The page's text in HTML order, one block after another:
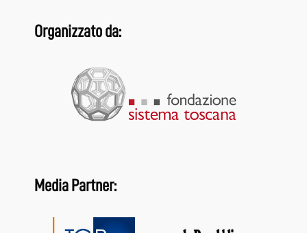
Organizzato da:
Media Partner: